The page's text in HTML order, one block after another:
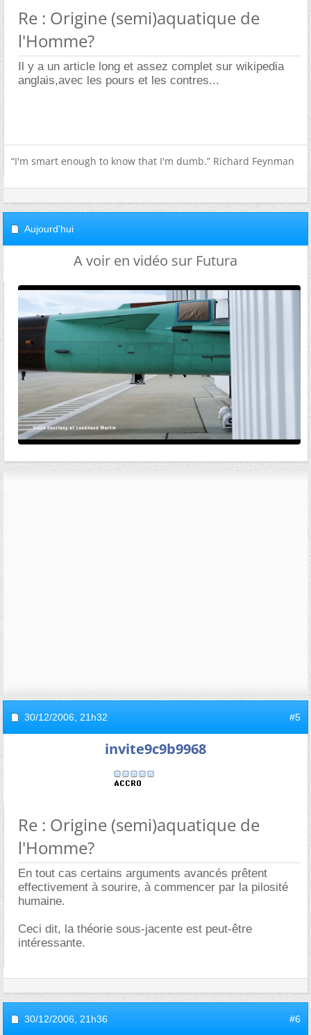
Re : Origine (semi)aquatique de
l'Homme?
Il y a un article long et assez complet sur wikipedia
anglais,avec les pours et les contres...
“I'm smart enough to know that I'm dumb.” Richard Feynman
Aujourd'hui
A voir en vidéo sur Futura
30/12/2006, 21h32 #5
invite9c9b9968
Re : Origine (semi)aquatique de
l'Homme?
En tout cas certains arguments avancés prêtent
effectivement à sourire, à commencer par la pilosité
humaine.
Ceci dit, la théorie sous-jacente est peut-être
intéressante.
30/12/2006, 21h36 #6